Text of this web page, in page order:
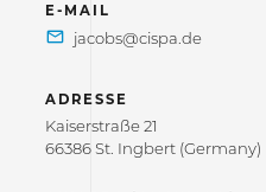
E-MAIL
ADRESSE
Kaiserstraße 21
66386 St. Ingbert (Germany)